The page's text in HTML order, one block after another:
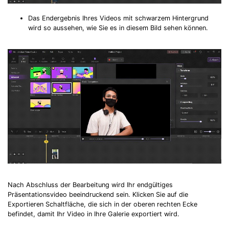
Das Endergebnis Ihres Videos mit schwarzem Hintergrund
wird so aussehen, wie Sie es in diesem Bild sehen können.
Nach Abschluss der Bearbeitung wird Ihr endgültiges
Präsentationsvideo beeindruckend sein. Klicken Sie auf die
Exportieren Schaltfläche, die sich in der oberen rechten Ecke
befindet, damit Ihr Video in Ihre Galerie exportiert wird.